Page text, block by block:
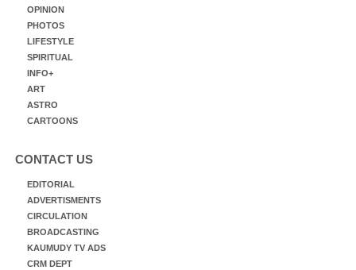
OPINION
PHOTOS
LIFESTYLE
SPIRITUAL
INFO+
ART
ASTRO
CARTOONS
CONTACT US
EDITORIAL
ADVERTISMENTS
CIRCULATION
BROADCASTING
KAUMUDY TV ADS
CRM DEPT